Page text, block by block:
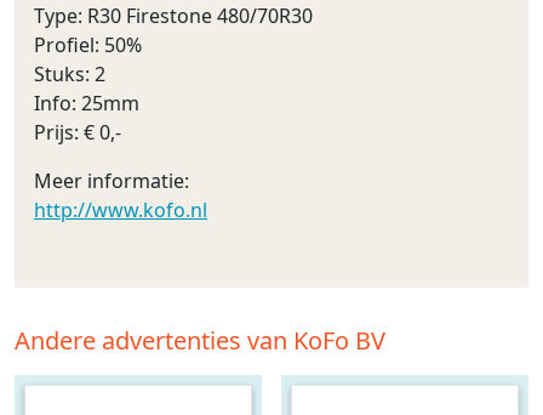
Type: R30 Firestone 480/70R30
Profiel: 50%
Stuks: 2
Info: 25mm
Prijs: € 0,-
Meer informatie:
http://www.kofo.nl
Andere advertenties van KoFo BV